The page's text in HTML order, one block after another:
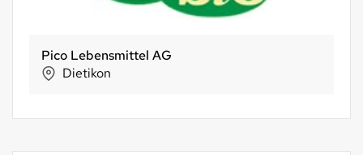
Pico Lebensmittel AG
Dietikon